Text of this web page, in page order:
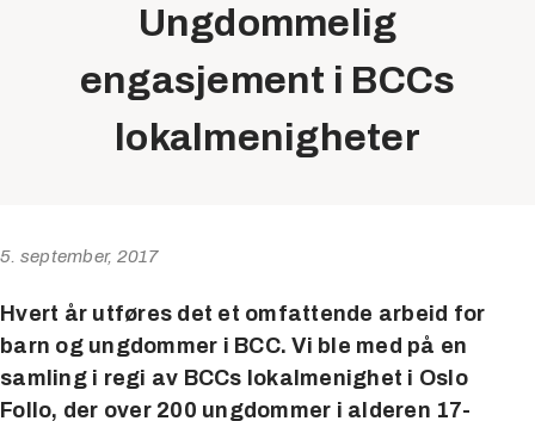
Ungdommelig
engasjement i BCCs
lokalmenigheter
5. september, 2017
Hvert år utføres det et omfattende arbeid for
barn og ungdommer i BCC. Vi ble med på en
samling i regi av BCCs lokalmenighet i Oslo
Follo, der over 200 ungdommer i alderen 17-